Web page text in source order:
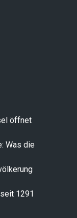
öffnet
Was die
1291